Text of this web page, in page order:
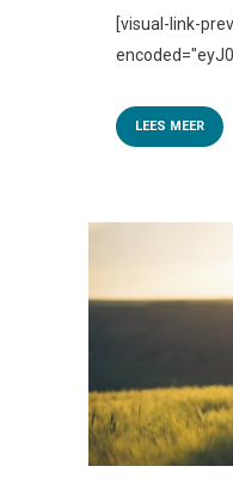
[visual-link-
LEES MEER